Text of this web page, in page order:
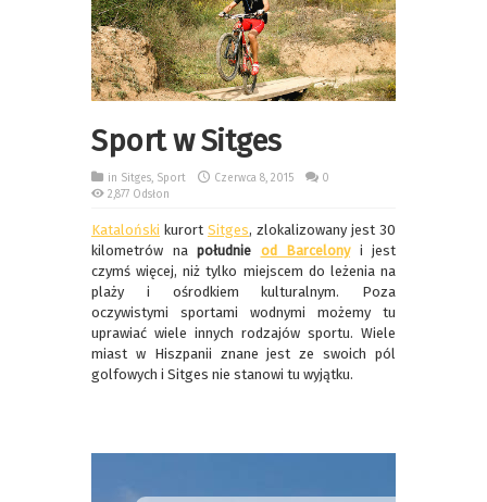
Sport w Sitges
in Sitges, Sport Czerwca 8, 2015
0
2,877 Odsłon
Kataloński kurort Sitges, zlokalizowany jest 30
kilometrów na południe od Barcelonyi jest
czymś więcej, niż tylko miejscem do leżenia na
plaży i ośrodkiem kulturalnym. Poza
oczywistymi sportami wodnymi możemy tu
uprawiać wiele innych rodzajów sportu. Wiele
miast w Hiszpanii znane jest ze swoich pól
golfowych i Sitges nie stanowi tu wyjątku.